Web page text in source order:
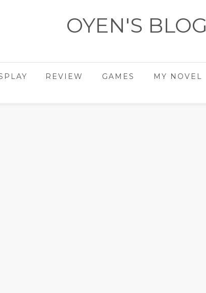
OYEN'S BLOG
REVIEW GAMES MY NOVEL